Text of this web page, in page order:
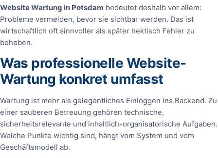
Website Wartung in Potsdam bedeutet deshalb vor allem:
Probleme vermeiden, bevor sie sichtbar werden. Das ist
wirtschaftlich oft sinnvoller als später hektisch Fehler zu
beheben.
Was professionelle Website-
Wartung konkret umfasst
Wartung ist mehr als gelegentliches Einloggen ins Backend. Zu
einer sauberen Betreuung gehören technische,
sicherheitsrelevante und inhaltlich-organisatorische Aufgaben.
Welche Punkte wichtig sind, hängt vom System und vom
Geschäftsmodell ab.